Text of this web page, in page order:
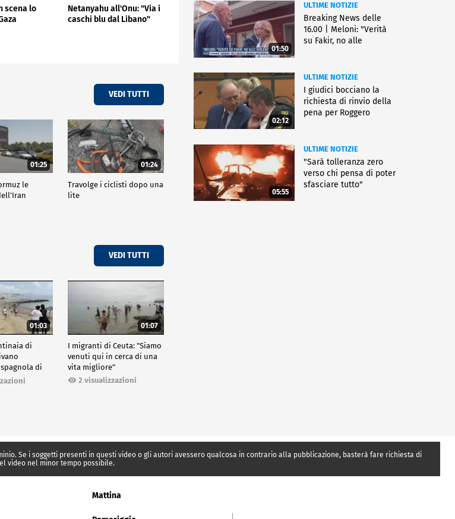
scena lo
Netanyahu all'Onu: "Via i
caschi blu dal Libano"
VEDI TUTTI
01:25
le
01:24
Travolge i ciclisti dopo una
lite
VEDI TUTTI
01:03
di
di
01:07
I migranti di Ceuta: "Siamo
venuti qui in cerca di una
vita migliore"
2 visualizzazioni
01:50
ULTIME NOTIZIE
Breaking News delle
16.00 | Meloni: "Verità
su Fakir, no alle
02:12
ULTIME NOTIZIE
I giudici bocciano la
richiesta di rinvio della
pena per Roggero
05:55
ULTIME NOTIZIE
"Sarà tolleranza zero
verso chi pensa di poter
sfasciare tutto"
Se i soggetti presenti in questi video o gli autori avessero qualcosa in contrario alla pubblicazione, basterà fare richiesta di
video nel minor tempo possibile.
Mattina